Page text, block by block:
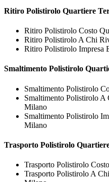
Ritiro Polistirolo Quartiere
Ritiro Polistirolo Costo
Ritiro Polistirolo A Chi
Ritiro Polistirolo Impresa
Smaltimento Polistirolo
Smaltimento Polistirolo
Smaltimento Polistirolo A
Milano
Smaltimento Polistirolo
Milano
Trasporto Polistirolo
Trasporto Polistirolo
Trasporto Polistirolo A